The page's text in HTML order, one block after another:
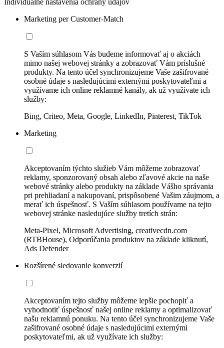
Marketing per Customer-Match
S Vaším súhlasom Vás budeme informovať aj o akciách
mimo našej webovej stránky a zobrazovať Vám príslušné
produkty. Na tento účel synchronizujeme Vaše zašifrované
osobné údaje s nasledujúcimi externými poskytovateľmi a
využívame ich online reklamné kanály, ak už využívate ich
služby:
Bing, Criteo, Meta, Google, LinkedIn, Pinterest, TikTok
Marketing
Akceptovaním týchto služieb Vám môžeme zobrazovať
reklamy, sponzorovaný obsah alebo zľavové akcie na naše
webové stránky alebo produkty na základe Vášho správania
pri prehliadaní a nakupovaní, prispôsobené Vašim záujmom, a
merať ich úspešnosť. S Vaším súhlasom používame na tejto
webovej stránke nasledujúce služby tretích strán:
Meta-Pixel, Microsoft Advertising, creativecdn.com
(RTBHouse), Odporúčania produktov na základe kliknutí,
Ads Defender
Rozšírené sledovanie konverzií
Akceptovaním tejto služby môžeme lepšie pochopiť a
vyhodnotiť úspešnosť našej online reklamy a optimalizovať
našu reklamnú ponuku. Na tento účel synchronizujeme Vaše
zašifrované osobné údaje s nasledujúcimi externými
poskytovateľmi, ak už využívate ich služby: